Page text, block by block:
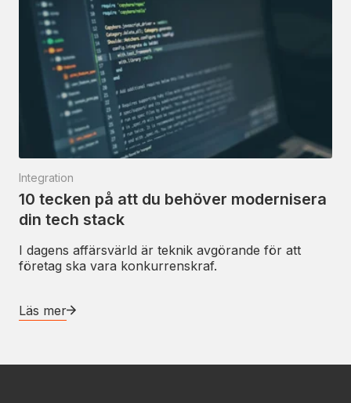
Integration
10 tecken på att du behöver modernisera
din tech stack
I dagens affärsvärld är teknik avgörande för att
företag ska vara konkurrenskraf.
Läs mer